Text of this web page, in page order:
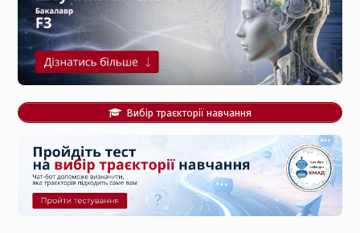
Вибір траєкторії навчання